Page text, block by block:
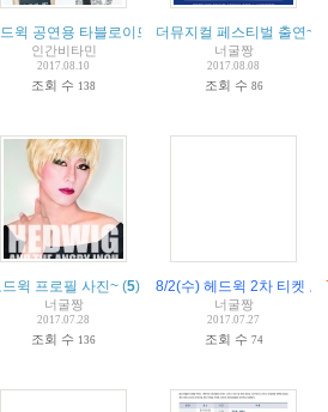
윅 공연용 타블로이드컷입니다ㅠㅠ (6)
인간비타민
2017.08.10
조회 수 138
더뮤지컬 페스티벌 출연~
너굴짱
2017.08.08
조회 수 86
ㅠ 6)
드윅 프로필 사진~ (5)
너굴짱
2017.07.28
조회 수 136
8/2(수) 헤드윅 2차 티켓 오
너굴짱
2017.07.27
조회 수 74